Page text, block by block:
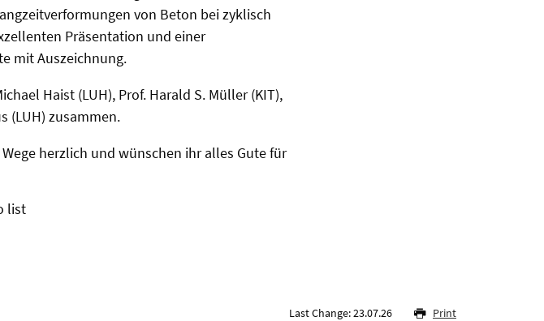
von Beton bei zyklisch
Präsentation und einer
mit Auszeichnung.
Haist (LUH), Prof. Harald S. Müller (KIT),
(LUH) zusammen.
herzlich und wünschen ihr alles Gute für
list
Last Change: 23.07.26 Print